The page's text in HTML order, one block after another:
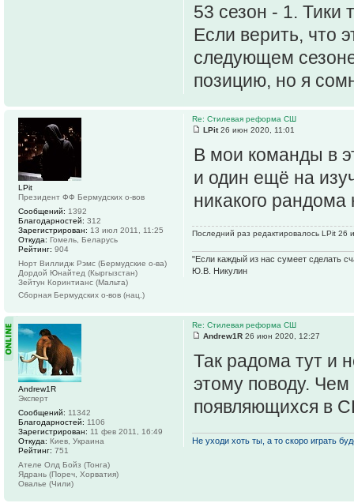
53 сезон - 1. Тики
Если верить, что
следующем
позицию, но я
Re: Стилевая реформа СШ
LPit26 июн 2020, 11:01
В мои команды в
и один ещё на
никакого рандома
Последний раз редактировалось LPit 26
"Если каждый из нас сумеет сделать
Ю.В. Никулин
LPit
Президент ФФ Бермудских о-вов
Сообщений: 1392
Благодарностей: 312
Зарегистрирован: 13 июл 2011, 11:25
Откуда: Гомель, Беларусь
Рейтинг: 904
Норт Виллидж Рэмс (Бермудские о-ва)
Дордой Юнайтед (Кыргызстан)
Зейтун Коринтианс (Мальта)
Сборная Бермудских о-вов (нац.)
Re: Стилевая реформа СШ
Andrew1R 26 июн 2020, 12:27
Так радома тут и
этому поводу.
появляющихся в
Не уходи хоть ты, а то скоро играть
Andrew1R
Эксперт
Сообщений: 11342
Благодарностей: 1106
Зарегистрирован: 11 фев 2011, 16:49
Откуда: Киев, Украина
Рейтинг: 751
Ателе Олд Бойз (Тонга)
Ядрань (Пореч, Хорватия)
Овалье (Чили)